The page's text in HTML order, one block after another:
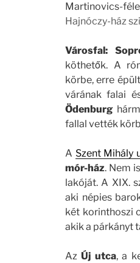
Martinovics-
Hajnóczy-ház
Városfal:
köthetők. A
körbe, erre
várának falai
Ödenburg
fallal vették
A Szent Mihály
mór-ház. Nem
lakóját. A XIX.
aki népies
két korinthoszi
akik a párkányt
AzÚj utca, a